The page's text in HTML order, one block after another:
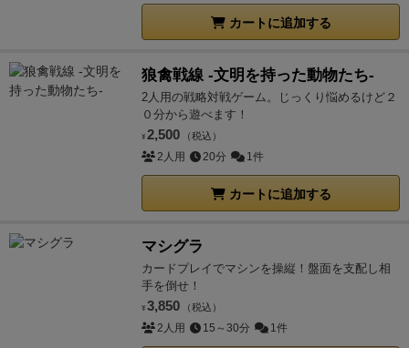
カートに追加する
狼禽戦線 -文明を持った動物たち-
2人用の戦略対戦ゲーム。じっくり悩めるけど２
０分から遊べます！
¥ 2,500 （税込）
2人用 20分 1件
カートに追加する
マシグラ
カードプレイでマシンを操縦！盤面を支配し相
手を倒せ！
¥ 3,850 （税込）
2人用 15～30分 1件